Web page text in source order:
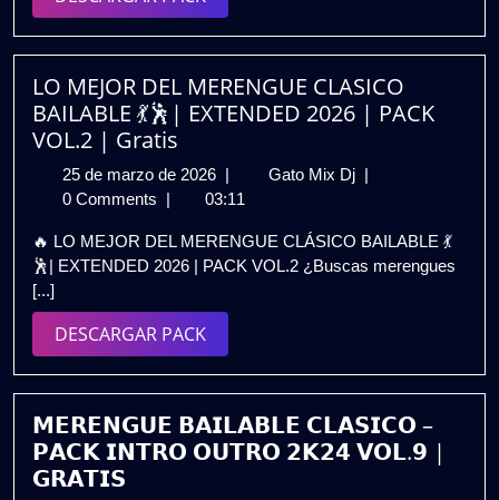
🔥|
Gratis
PACK
LO MEJOR DEL MERENGUE CLASICO
BAILABLE 💃🕺| EXTENDED 2026 | PACK
VOL.2 | Gratis
25 de marzo de 2026 25
de
de
2026
| Gato Mix Dj LO
MERENGUE
CLASICO
2026
|
PACK
|
0 Comments | 03:11
🔥 LO MEJOR DEL MERENGUE CLÁSICO BAILABLE 💃
🕺| EXTENDED 2026 | PACK VOL.2 ¿Buscas merengues
[...]
DESCARGAR PACKDESCARGAR
PACK
𝗠𝗘𝗥𝗘𝗡𝗚𝗨𝗘 𝗕𝗔𝗜𝗟𝗔𝗕𝗟𝗘 𝗖𝗟𝗔𝗦𝗜𝗖𝗢 –
𝗣𝗔𝗖𝗞 𝗜𝗡𝗧𝗥𝗢 𝗢𝗨𝗧𝗥𝗢 𝟮𝗞𝟮𝟰 𝗩𝗢𝗟.𝟵 |
𝗚𝗥𝗔𝗧𝗜𝗦